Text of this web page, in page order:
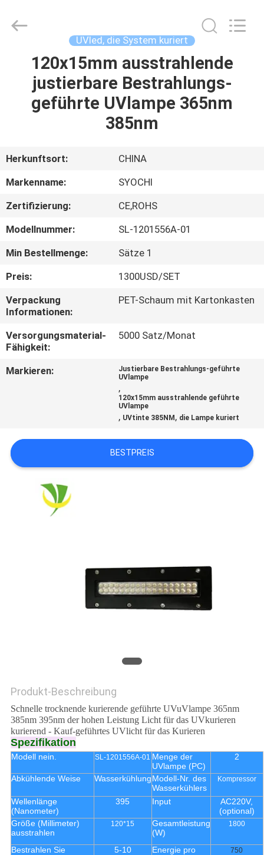
HAUS
PRODUKTE
UNS
AUSFLUG
QUALITÄTSKONTROLLE
TRETEN
SIE
MIT
UNS
IN
FORDERN
Electronics
UVled, die System kuriert
120x15mm ausstrahlende
justierbare Bestrahlungs-
geführte UVlampe 365nm
385nm
Herkunftsort:
CHINA
Markenname:
SYOCHI
Zertifizierung:
CE,ROHS
Modellnummer:
SL-1201556A-01
Min Bestellmenge:
Sätze 1
Preis:
1300USD/SET
Verpackung
Informationen:
PET-Schaum mit Kartonkasten
Versorgungsmaterial-
Fähigkeit:
5000 Satz/Monat
Markieren:
Justierbare Bestrahlungs-geführte
UVlampe
,
120x15mm ausstrahlende geführte
UVlampe
, UVtinte 385NM , die Lampe kuriert
BESTPREIS
Produkt-Beschreibung
Schnelle trocknende kurierende geführte UVuVlampe 365nm
385nm 395nm der hohen Leistung Licht für das UVkurieren
kurierend - Kauf-geführtes UVlicht für das Kurieren
Spezifikation
Modell nein. SL-1201556A-01 Menge der
UVlampe (PC)
2
Abkühlende Weise WasserkühlungModell-Nr. des
Wasserkühlers
Kompressor
Wellenlänge
(Nanometer)
395 Input
AC220V,
(optional)
Größe (Millimeter)
ausstrahlen
120*15
Gesamtleistung
(W)
1800
Bestrahlen Sie
5-10
Energie pro
750